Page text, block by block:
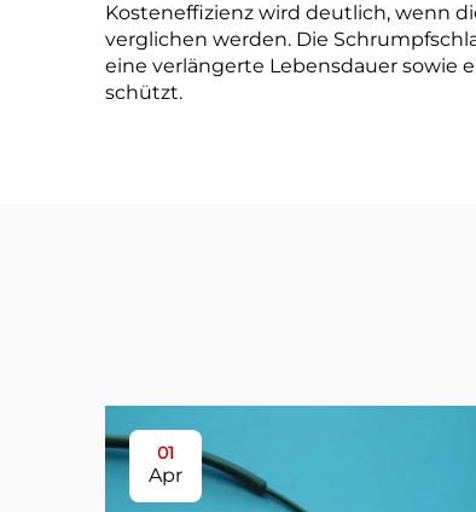
Kosteneffizienz wird deutlich, wenn
verglichen werden. Die
eine verlängerte Lebensdauer sowie
schützt.
01
Apr